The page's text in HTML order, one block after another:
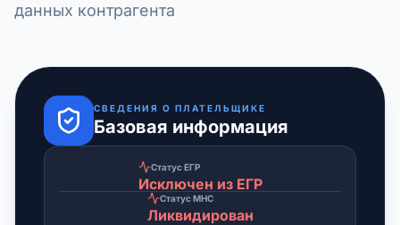
данных контрагента
СВЕДЕНИЯ О ПЛАТЕЛЬЩИКЕ
Базовая информация
Статус ЕГР
Исключен из ЕГР
Статус МНС
Ликвидирован